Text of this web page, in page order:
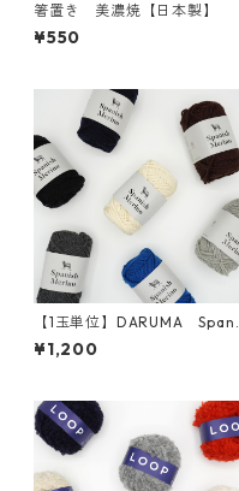
箸置き 美濃焼【日本製】
¥550
【1玉単位】DARUMA Spani
sh Merino(スパニッシュメリ
ノ)
¥1,200